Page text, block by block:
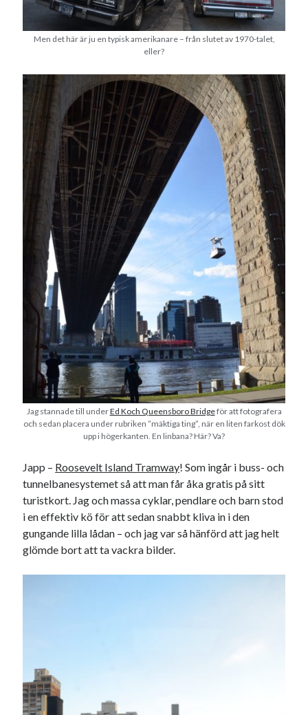
Men det här är ju en typisk amerikanare – från slutet av 1970-talet,
eller?
Jag stannade till underEd Koch Queensboro Bridgeför att fotografera
och sedan placera under rubriken ”mäktiga ting”, när en liten farkost dök
upp i högerkanten. En linbana? Här? Va?
Japp – Roosevelt Island Tramway! Som ingår i buss- och
tunnelbanesystemet så att man får åka gratis på sitt
turistkort. Jag och massa cyklar, pendlare och barn stod
i en effektiv kö för att sedan snabbt kliva in i den
gungande lilla lådan – och jag var så hänförd att jag helt
glömde bort att ta vackra bilder.